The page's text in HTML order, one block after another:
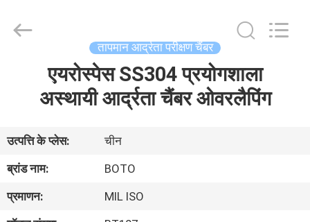
हमारे
बारे
LTD.
तापमान आर्द्रता परीक्षण चैंबर
एयरोस्पेस SS304 प्रयोगशाला
अस्थायी आर्द्रता चैंबर ओवरलैपिंग
उत्पत्ति के प्लेस:
चीन
ब्रांड नाम:
BOTO
प्रमाणन:
MIL ISO